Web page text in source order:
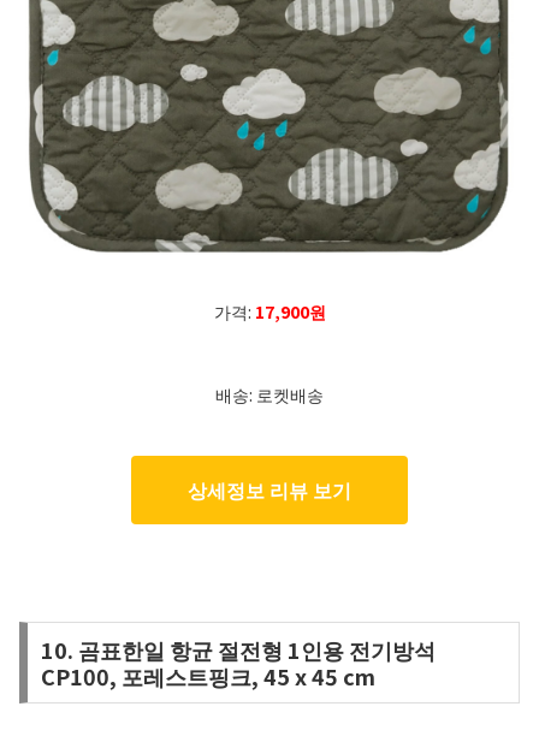
가격: 17,900원
배송: 로켓배송
상세정보 리뷰 보기
10. 곰표한일 항균 절전형 1인용 전기방석
CP100, 포레스트핑크, 45 x 45 cm